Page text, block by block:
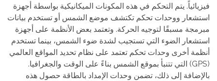
فيزيائياً. يتم التحكم في هذه المكونات الميكانيكية بواسطة أجهزة
استشعار ووحدات تحكم تكتشف موضع الشمس أو تستخدم بيانات
مبرمجة مسبقًا لتوجيه الحركة. وتعتمد بعض الأنظمة على أجهزة
استشعار الضوء التي تستجيب لشدة ضوء الشمس، بينما تستخدم
أنظمة أخرى وحدات تحكم تعتمد على نظام تحديد المواقع العالمي
(GPS) التي تتنبأ بموقع الشمس بناءً على الوقت والجغرافيا.
بالإضافة إلى ذلك، تضمن وحدات الإمداد بالطاقة حصول هذه